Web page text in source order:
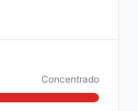
Concentrado